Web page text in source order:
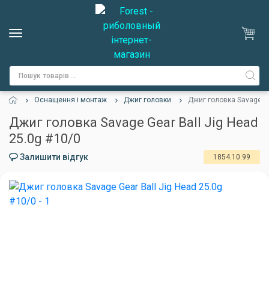
Оснащення і монтаж Джиг головки Джиг головка Savage
Джиг головка Savage Gear Ball Jig Head
25.0g #10/0
Залишити відгук 1854.10.99